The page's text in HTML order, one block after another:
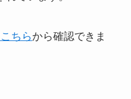
ちら から確認できま